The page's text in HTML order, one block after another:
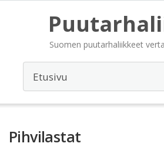
Suomen puutarhaliikkeet
Pihvilastat